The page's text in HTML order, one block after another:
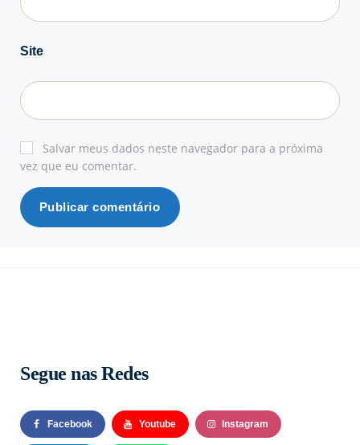
Site
Salvar meus dados neste navegador para a próxima
vez que eu comentar.
Segue nas Redes
Facebook Youtube Instagram